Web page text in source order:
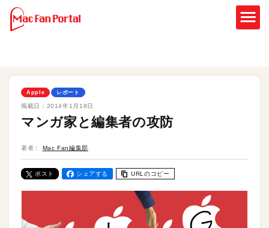
Apple レポート
掲載日： 2014年1月18日
マンガ家と編集者の攻防
著者： Mac Fan編集部
ポスト シェアする URLのコピー